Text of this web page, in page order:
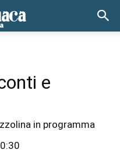
e
in programma